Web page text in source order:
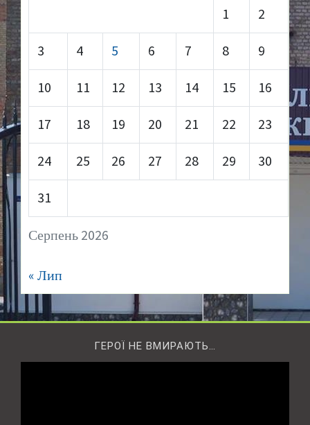
Серпень 2026
1 2
3 4 5 6 7 8 9
10 11 12 13 14 15 16
17 18 19 20 21 22 23
24 25 26 27 28 29 30
31
« Лип
ГЕРОЇ НЕ ВМИРАЮТЬ…